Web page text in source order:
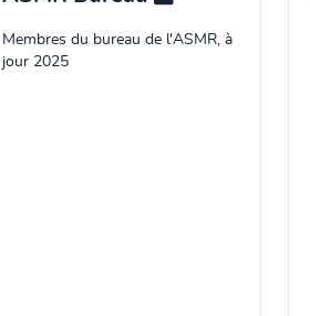
Membres du bureau de l'ASMR, à
jour 2025